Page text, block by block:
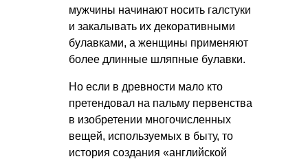
мужчины начинают носить галстуки
и закалывать их декоративными
булавками, а женщины применяют
более длинные шляпные булавки.
Но если в древности мало кто
претендовал на пальму первенства
в изобретении многочисленных
вещей, используемых в быту, то
история создания «английской